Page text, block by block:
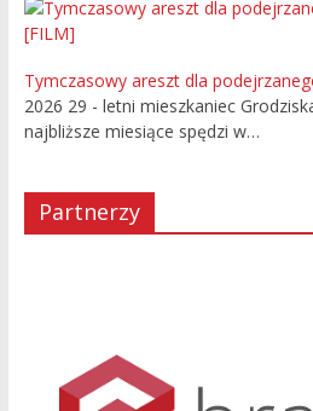
Tymczasowy areszt dla
2026 29 - letni mieszkaniec
najbliższe miesiące spędzi w…
Partnerzy